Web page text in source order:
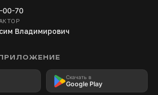
00-70
Владимирович
Скачать в
Google Play